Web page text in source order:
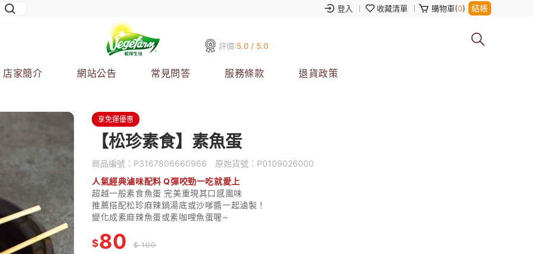
登入 收藏清單 購物車(0) 結帳
評價:5.0 / 5.0
店家簡介 網站公告 常見問答 服務條款 退貨政策
享免運優惠
【松珍素食】素魚蛋
商品編號： P3167806660966 原始貨號： P0109026000
人氣經典滷味配料 Q彈咬勁一吃就愛上
超越一般素食魚蛋 完美重現其口感風味
推薦搭配松珍麻辣鍋湯底或沙嗲醬一起滷製！
變化成素麻辣魚蛋或素咖哩魚蛋喔~
$80 $ 100